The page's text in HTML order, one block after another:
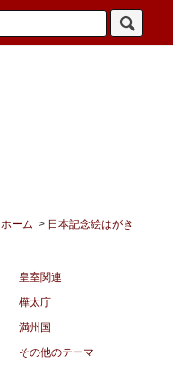
ホーム > 日本記念絵はがき
皇室関連
樺太庁
満州国
その他のテーマ